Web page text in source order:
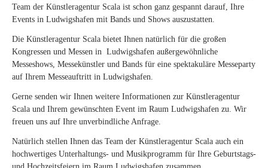
Team der Künstleragentur Scala ist schon ganz gespannt darauf, Ihre
Events in Ludwigshafen mit Bands und Shows auszustatten.
Die Künstleragentur Scala bietet Ihnen natürlich für die großen
Kongressen und Messen in Ludwigshafen außergewöhnliche
Messeshows, Messekünstler und Bands für eine spektakuläre Messeparty
auf Ihrem Messeauftritt in Ludwigshafen.
Gerne senden wir Ihnen weitere Informationen zur Künstleragentur
Scala und Ihrem gewünschten Event im Raum Ludwigshafen zu. Wir
freuen uns auf Ihre unverbindliche Anfrage.
Natürlich stellen Ihnen das Team der Künstleragentur Scala auch ein
hochwertiges Unterhaltungs- und Musikprogramm für Ihre Geburtstags-